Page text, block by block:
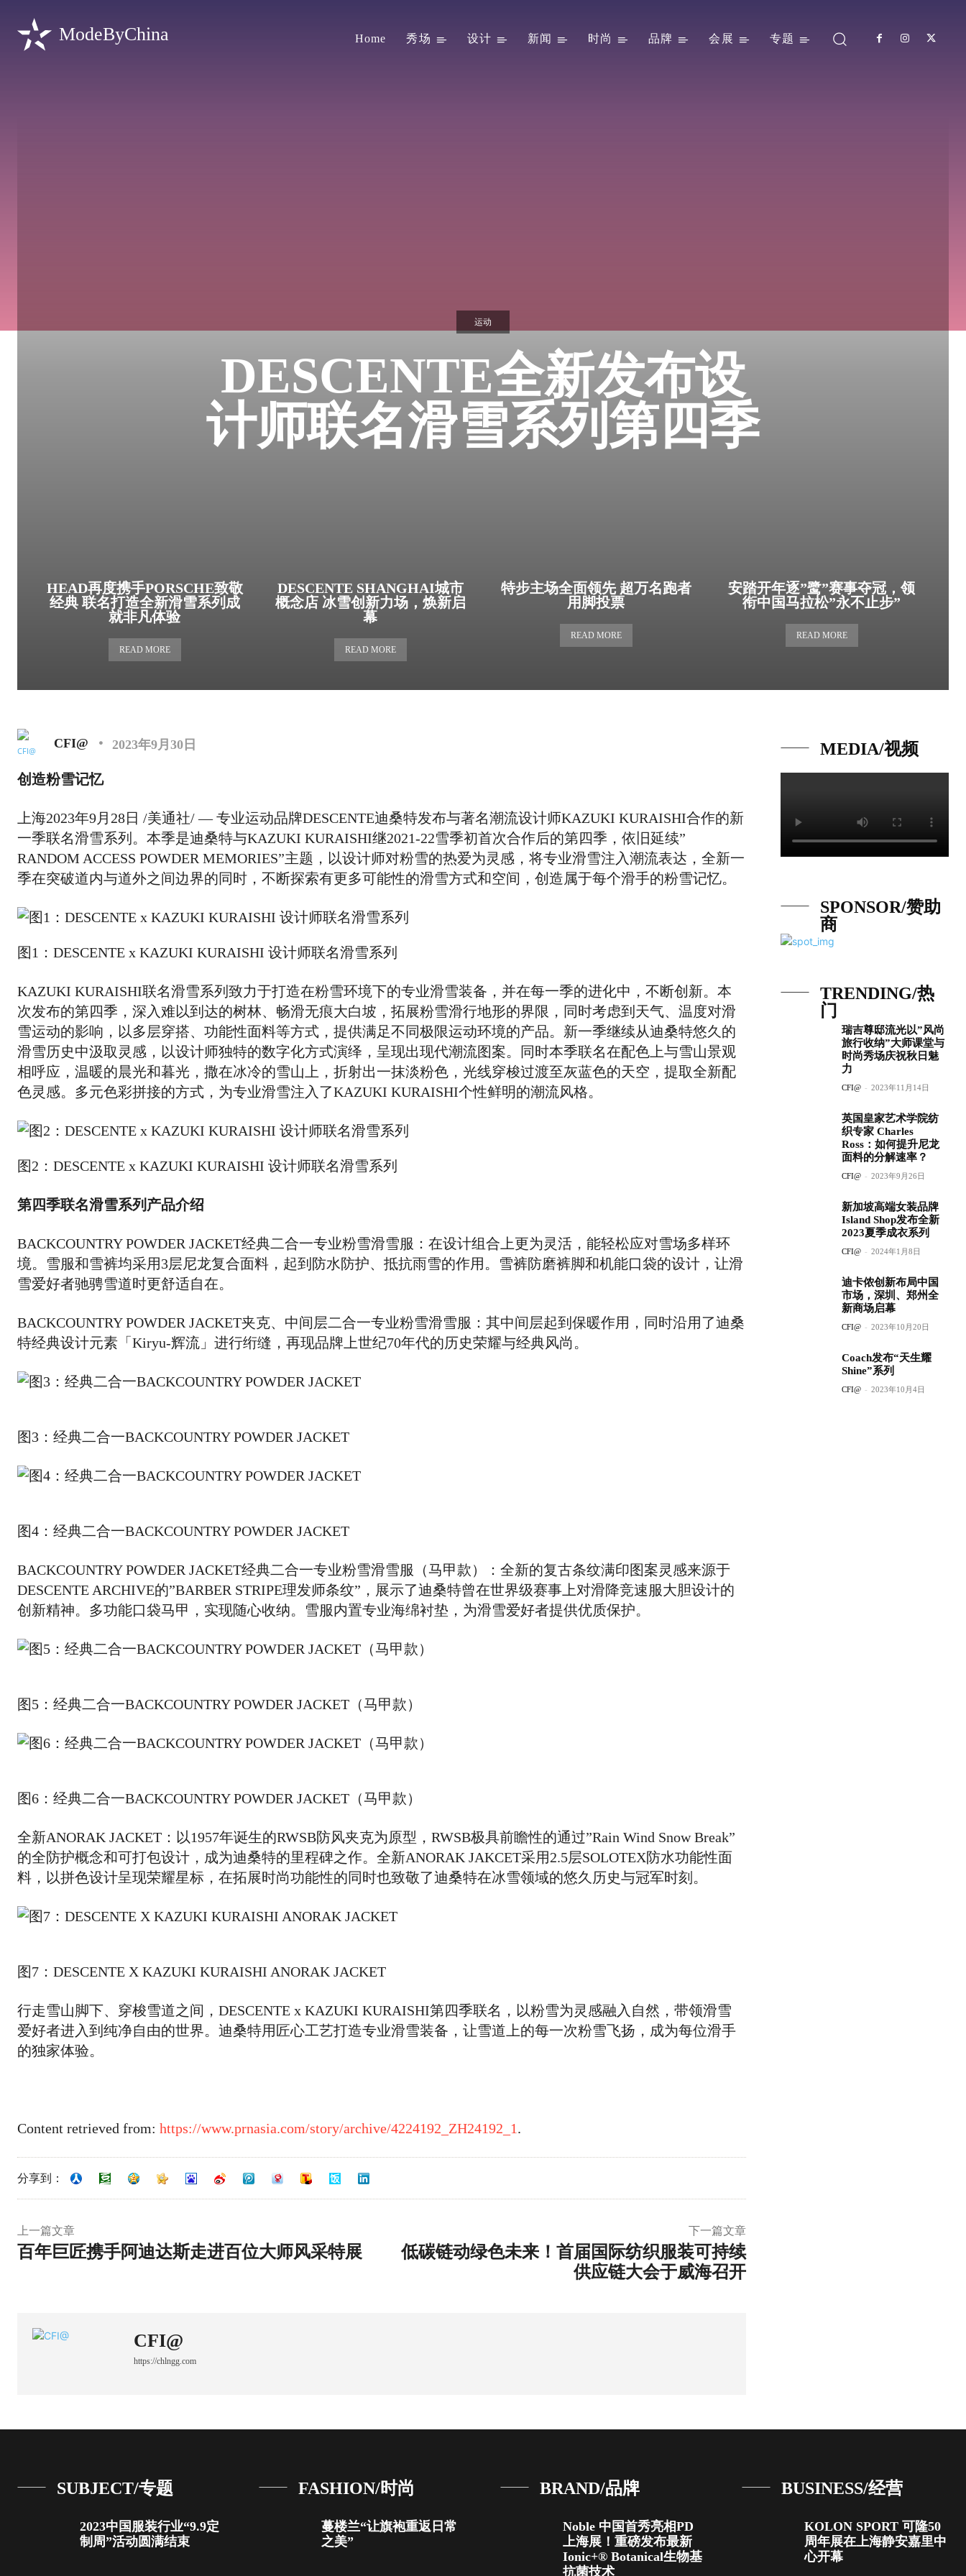
ModeByChina Home 秀场 设计 新闻 时尚 品牌 会展 专题
运动
DESCENTE全新发布设
计师联名滑雪系列第四季
HEAD再度携手PORSCHE致敬
经典 联名打造全新滑雪系列成
就非凡体验
READ MORE
DESCENTE SHANGHAI城市
概念店 冰雪创新力场，焕新启
幕
READ MORE
特步主场全面领先 超万名跑者
用脚投票
READ MORE
安踏开年逐”鹭”赛事夺冠，领
衔中国马拉松”永不止步”
READ MORE
CFI@ 2023年9月30日
创造粉雪记忆
上海2023年9月28日 /美通社/ — 专业运动品牌DESCENTE迪桑特发布与著名潮流设计师KAZUKI KURAISHI合作的新
一季联名滑雪系列。本季是迪桑特与KAZUKI KURAISHI继2021-22雪季初首次合作后的第四季，依旧延续”
RANDOM ACCESS POWDER MEMORIES”主题，以设计师对粉雪的热爱为灵感，将专业滑雪注入潮流表达，全新一
季在突破道内与道外之间边界的同时，不断探索有更多可能性的滑雪方式和空间，创造属于每个滑手的粉雪记忆。
图1：DESCENTE x KAZUKI KURAISHI 设计师联名滑雪系列
KAZUKI KURAISHI联名滑雪系列致力于打造在粉雪环境下的专业滑雪装备，并在每一季的进化中，不断创新。本
次发布的第四季，深入难以到达的树林、畅滑无痕大白坡，拓展粉雪滑行地形的界限，同时考虑到天气、温度对滑
雪运动的影响，以多层穿搭、功能性面料等方式，提供满足不同极限运动环境的产品。新一季继续从迪桑特悠久的
滑雪历史中汲取灵感，以设计师独特的数字化方式演绎，呈现出现代潮流图案。同时本季联名在配色上与雪山景观
相呼应，温暖的晨光和暮光，撒在冰冷的雪山上，折射出一抹淡粉色，光线穿梭过渡至灰蓝色的天空，提取全新配
色灵感。多元色彩拼接的方式，为专业滑雪注入了KAZUKI KURAISHI个性鲜明的潮流风格。
图2：DESCENTE x KAZUKI KURAISHI 设计师联名滑雪系列
第四季联名滑雪系列产品介绍
BACKCOUNTRY POWDER JACKET经典二合一专业粉雪滑雪服：在设计组合上更为灵活，能轻松应对雪场多样环
境。雪服和雪裤均采用3层尼龙复合面料，起到防水防护、抵抗雨雪的作用。雪裤防磨裤脚和机能口袋的设计，让滑
雪爱好者驰骋雪道时更舒适自在。
BACKCOUNTRY POWDER JACKET夹克、中间层二合一专业粉雪滑雪服：其中间层起到保暖作用，同时沿用了迪桑
特经典设计元素「Kiryu-辉流」进行绗缝，再现品牌上世纪70年代的历史荣耀与经典风尚。
图3：经典二合一BACKCOUNTRY POWDER JACKET
图4：经典二合一BACKCOUNTRY POWDER JACKET
BACKCOUNTRY POWDER JACKET经典二合一专业粉雪滑雪服（马甲款）：全新的复古条纹满印图案灵感来源于
DESCENTE ARCHIVE的”BARBER STRIPE理发师条纹”，展示了迪桑特曾在世界级赛事上对滑降竞速服大胆设计的
创新精神。多功能口袋马甲，实现随心收纳。雪服内置专业海绵衬垫，为滑雪爱好者提供优质保护。
图5：经典二合一BACKCOUNTRY POWDER JACKET（马甲款）
图6：经典二合一BACKCOUNTRY POWDER JACKET（马甲款）
全新ANORAK JACKET：以1957年诞生的RWSB防风夹克为原型，RWSB极具前瞻性的通过”Rain Wind Snow Break”
的全防护概念和可打包设计，成为迪桑特的里程碑之作。全新ANORAK JAKCET采用2.5层SOLOTEX防水功能性面
料，以拼色设计呈现荣耀星标，在拓展时尚功能性的同时也致敬了迪桑特在冰雪领域的悠久历史与冠军时刻。
图7：DESCENTE X KAZUKI KURAISHI ANORAK JACKET
行走雪山脚下、穿梭雪道之间，DESCENTE x KAZUKI KURAISHI第四季联名，以粉雪为灵感融入自然，带领滑雪
爱好者进入到纯净自由的世界。迪桑特用匠心工艺打造专业滑雪装备，让雪道上的每一次粉雪飞扬，成为每位滑手
的独家体验。
Content retrieved from: https://www.prnasia.com/story/archive/4224192_ZH24192_1.
分享到：
上一篇文章
百年巨匠携手阿迪达斯走进百位大师风采特展
下一篇文章
低碳链动绿色未来！首届国际纺织服装可持续
供应链大会于威海召开
CFI@
https://chlngg.com
MEDIA/视频
SPONSOR/赞助
商
TRENDING/热
门
瑞吉尊邸流光以”风尚
旅行收纳”大师课堂与
时尚秀场庆祝秋日魅
力
CFI@ - 2023年11月14日
英国皇家艺术学院纺
织专家 Charles
Ross：如何提升尼龙
面料的分解速率？
CFI@ - 2023年9月26日
新加坡高端女装品牌
Island Shop发布全新
2023夏季成衣系列
CFI@ - 2024年1月8日
迪卡侬创新布局中国
市场，深圳、郑州全
新商场启幕
CFI@ - 2023年10月20日
Coach发布“天生耀
Shine”系列
CFI@ - 2023年10月4日
SUBJECT/专题
2023中国服装行业“9.9定
制周”活动圆满结束
FASHION/时尚
蔓楼兰“让旗袍重返日常
之美”
BRAND/品牌
Noble 中国首秀亮相PD
上海展！重磅发布最新
Ionic+® Botanical生物基
抗菌技术
BUSINESS/经营
KOLON SPORT 可隆50
周年展在上海静安嘉里中
心开幕